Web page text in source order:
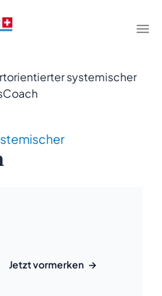
systemischer
Jetzt vormerken →